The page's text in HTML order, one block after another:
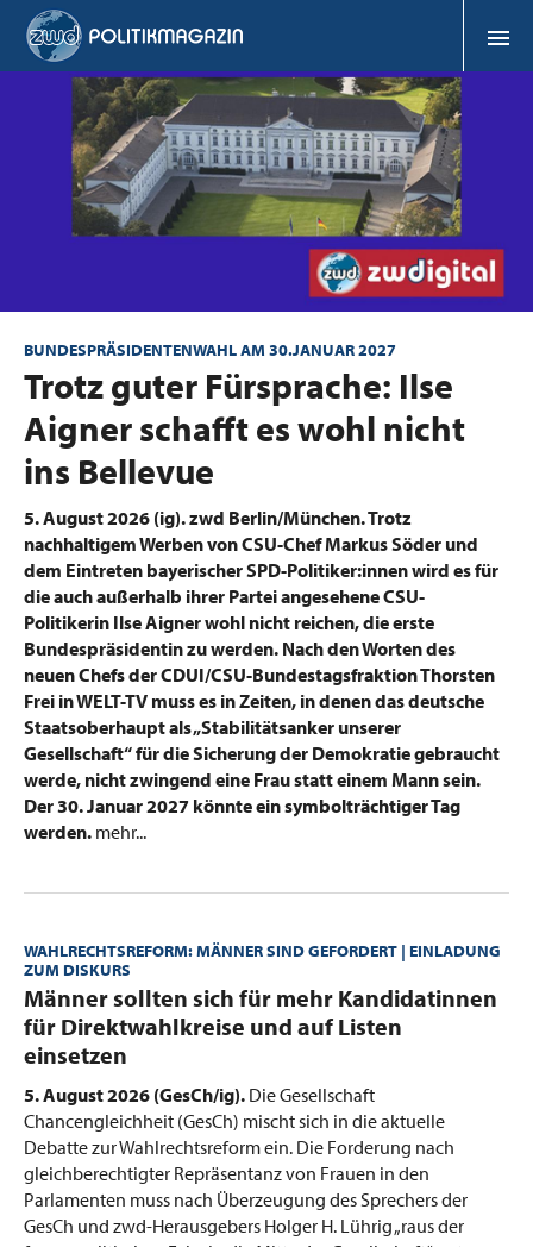
BUNDESPRÄSIDENTENWAHL AM 30.JANUAR 2027
:Trotz guter Fürsprache: Ilse
Aigner schafft es wohl nicht
ins Bellevue
5. August 2026 (ig).zwd Berlin/München.Trotz
nachhaltigem Werben von CSU-Chef Markus Söder und
dem Eintreten bayerischer SPD-Politiker:innen wird es für
die auch außerhalb ihrer Partei angesehene CSU-
Politikerin Ilse Aigner wohl nicht reichen, die erste
Bundespräsidentin zu werden. Nach den Worten des
neuen Chefs der CDUI/CSU-Bundestagsfraktion Thorsten
Frei in WELT-TV muss es in Zeiten, in denen das deutsche
Staatsoberhaupt als „Stabilitätsanker unserer
Gesellschaft“ für die Sicherung der Demokratie gebraucht
werde, nicht zwingend eine Frau statt einem Mann sein.
Der 30. Januar 2027 könnte ein symbolträchtiger Tag
werden. mehr...
WAHLRECHTSREFORM: MÄNNER SIND GEFORDERT | EINLADUNG
ZUM DISKURS
:Männer sollten sich für mehr Kandidatinnen
für Direktwahlkreise und auf Listen
einsetzen
5. August 2026 (GesCh/ig). Die Gesellschaft
Chancengleichheit (GesCh) mischt sich in die aktuelle
Debatte zur Wahlrechtsreform ein. Die Forderung nach
gleichberechtigter Repräsentanz von Frauen in den
Parlamenten muss nach Überzeugung des Sprechers der
GesCh und zwd-Herausgebers Holger H. Lührig „raus der